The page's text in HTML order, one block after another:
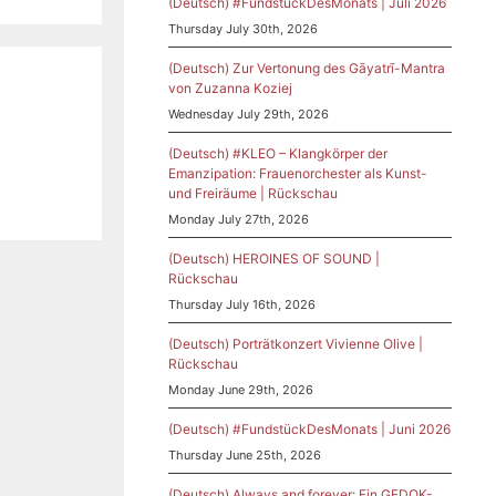
Thursday July 30th, 2026
(Deutsch) Zur Vertonung des Gāyatrī-Mantra
von Zuzanna Koziej
Wednesday July 29th, 2026
(Deutsch) #KLEO – Klangkörper der
Emanzipation: Frauenorchester als Kunst-
und Freiräume | Rückschau
Monday July 27th, 2026
(Deutsch) HEROINES OF SOUND |
Rückschau
Thursday July 16th, 2026
(Deutsch) Porträtkonzert Vivienne Olive |
Rückschau
Monday June 29th, 2026
(Deutsch) #FundstückDesMonats | Juni 2026
Thursday June 25th, 2026